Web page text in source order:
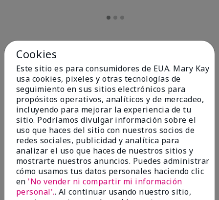
OPINIONES
4.8
Cookies
Este sitio es para consumidores de EUA. Mary Kay
usa cookies, pixeles y otras tecnologías de
seguimiento en sus sitios electrónicos para
propósitos operativos, analíticos y de mercadeo,
incluyendo para mejorar la experiencia de tu
sitio. Podríamos divulgar información sobre el
uso que haces del sitio con nuestros socios de
redes sociales, publicidad y analítica para
analizar el uso que haces de nuestros sitios y
mostrarte nuestros anuncios. Puedes administrar
cómo usamos tus datos personales haciendo clic
en 'No vender ni compartir mi información
personal'.. Al continuar usando nuestro sitio,